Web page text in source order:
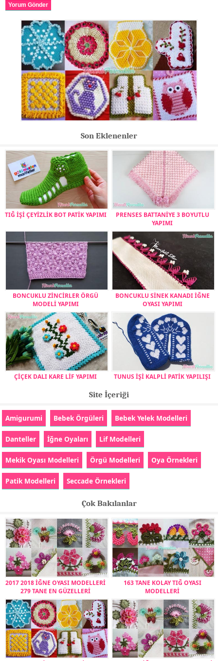
Yorum Gönder
Son Eklenenler
TIĞ İŞİ ÇEYİZLİK BOT PATİK YAPIMI
PRENSES BATTANİYE 3 BOYUTLU
YAPIMI
BONCUKLU ZİNCİRLER ÖRGÜ
MODELİ YAPIMI
BONCUKLU SİNEK KANADI İĞNE
OYASI YAPIMI
ÇİÇEK DALI KARE LİF YAPIMI TUNUS İŞİ KALPLİ PATİK YAPILIŞI
Site İçeriği
Amigurumi Bebek Örgüleri Bebek Yelek Modelleri
Danteller İğne Oyaları Lif Modelleri
Mekik Oyası Modelleri Örgü Modelleri Oya Örnekleri
Patik Modelleri Seccade Örnekleri
Çok Bakılanlar
2017 2018 İĞNE OYASI MODELLERİ
279 TANE EN GÜZELLERİ
163 TANE KOLAY TIĞ OYASI
MODELLERİ